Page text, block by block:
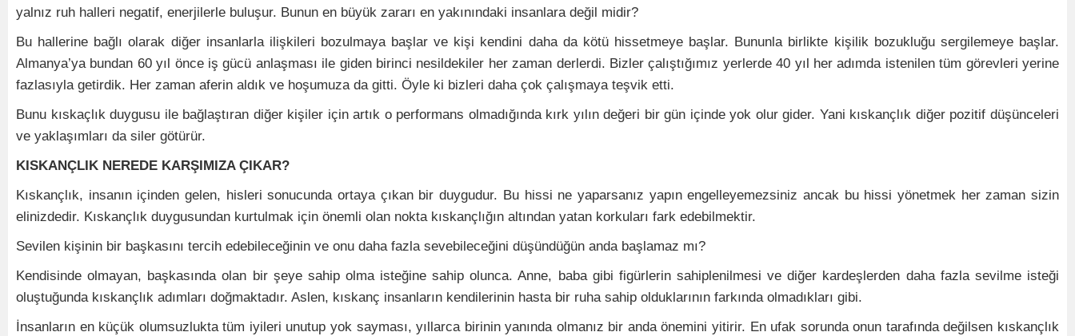
yalnız ruh halleri negatif, enerjilerle buluşur. Bunun en büyük zararı en yakınındaki insanlara değil midir?
Bu hallerine bağlı olarak diğer insanlarla ilişkileri bozulmaya başlar ve kişi kendini daha da kötü hissetmeye başlar. Bununla birlikte kişilik bozukluğu sergilemeye başlar.
Almanya’ya bundan 60 yıl önce iş gücü anlaşması ile giden birinci nesildekiler her zaman derlerdi. Bizler çalıştığımız yerlerde 40 yıl her adımda istenilen tüm görevleri yerine
fazlasıyla getirdik. Her zaman aferin aldık ve hoşumuza da gitti. Öyle ki bizleri daha çok çalışmaya teşvik etti.
Bunu kıskaçlık duygusu ile bağlaştıran diğer kişiler için artık o performans olmadığında kırk yılın değeri bir gün içinde yok olur gider. Yani kıskançlık diğer pozitif düşünceleri
ve yaklaşımları da siler götürür.
KISKANÇLIK NEREDE KARŞIMIZA ÇIKAR?
Kıskançlık, insanın içinden gelen, hisleri sonucunda ortaya çıkan bir duygudur. Bu hissi ne yaparsanız yapın engelleyemezsiniz ancak bu hissi yönetmek her zaman sizin
elinizdedir. Kıskançlık duygusundan kurtulmak için önemli olan nokta kıskançlığın altından yatan korkuları fark edebilmektir.
Sevilen kişinin bir başkasını tercih edebileceğinin ve onu daha fazla sevebileceğini düşündüğün anda başlamaz mı?
Kendisinde olmayan, başkasında olan bir şeye sahip olma isteğine sahip olunca. Anne, baba gibi figürlerin sahiplenilmesi ve diğer kardeşlerden daha fazla sevilme isteği
oluştuğunda kıskançlık adımları doğmaktadır. Aslen, kıskanç insanların kendilerinin hasta bir ruha sahip olduklarının farkında olmadıkları gibi.
İnsanların en küçük olumsuzlukta tüm iyileri unutup yok sayması, yıllarca birinin yanında olmanız bir anda önemini yitirir. En ufak sorunda onun tarafında değilsen kıskançlık